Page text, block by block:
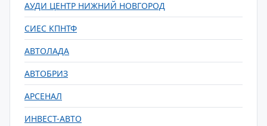
АУДИ ЦЕНТР НИЖНИЙ НОВГОРОД
СИЕС КПНТФ
АВТОЛАДА
АВТОБРИЗ
АРСЕНАЛ
ИНВЕСТ-АВТО